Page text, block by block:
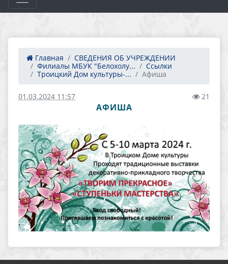
Главная
СВЕДЕНИЯ ОБ УЧРЕЖДЕНИИ
Филиалы МБУК "Белохолу...
Ссылки
Троицкий Дом культуры-...
Афиша
01.03.2024 11:57 21
АФИША